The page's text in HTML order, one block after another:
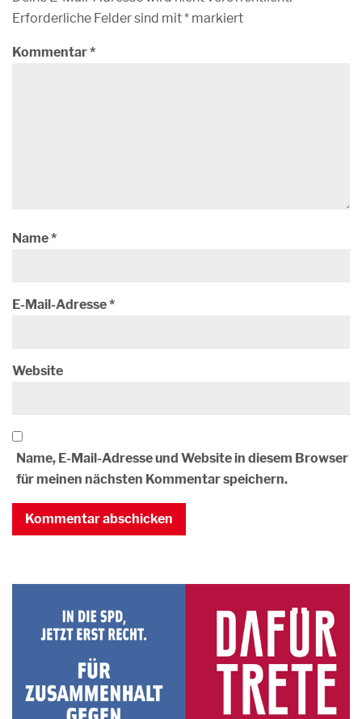
Erforderliche Felder sind mit* markiert
Kommentar*
Name*
E-Mail-Adresse*
Website
Name, E-Mail-Adresse und Website in diesem Browser
für meinen nächsten Kommentar speichern.